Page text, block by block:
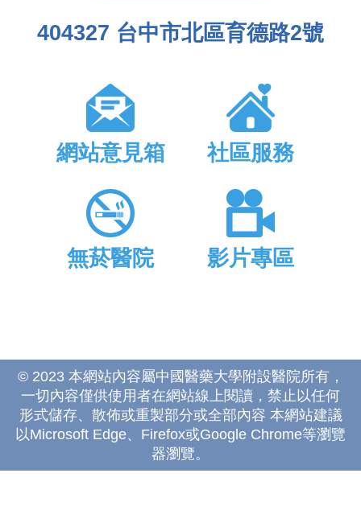
404327 台中市北區育德路2號
網站意見箱 社區服務
無菸醫院 影片專區
© 2023 本網站內容屬中國醫藥大學附設醫院所有，
一切內容僅供使用者在網站線上閱讀，禁止以任何
形式儲存、散佈或重製部分或全部內容 本網站建議
以Microsoft Edge、Firefox或Google Chrome等瀏覽
器瀏覽。